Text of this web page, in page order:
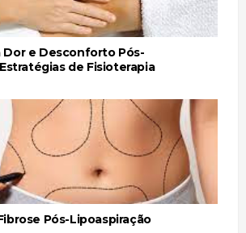
e Desconforto Pós-
de Fisioterapia
Pós-Lipoaspiração